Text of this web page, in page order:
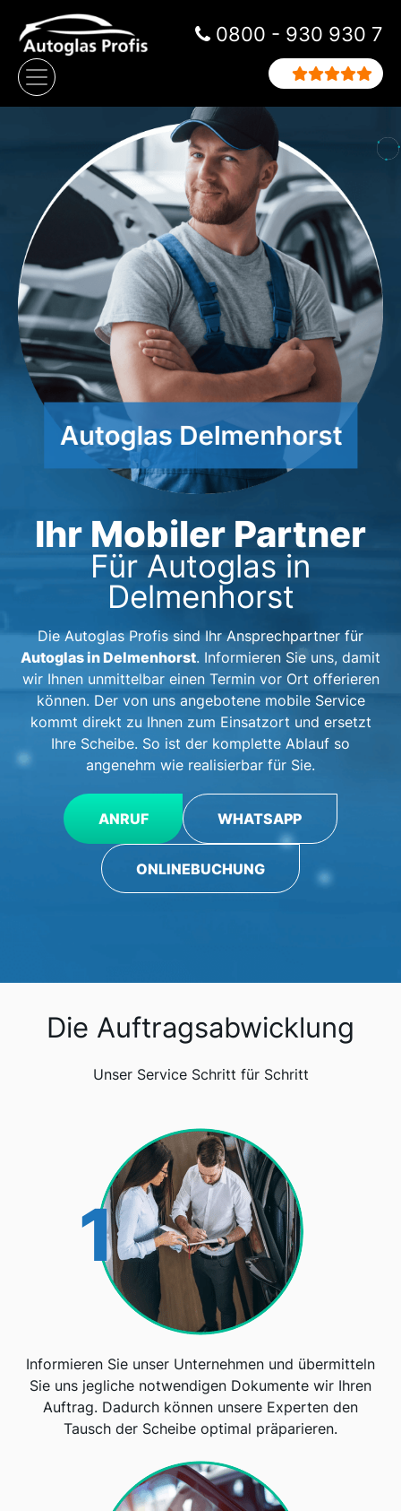
Zum Inhalt springen
Hauptnavigation
0800 - 930 930 7
Ihr Mobiler Partner
Für Autoglas in
Delmenhorst
Die Autoglas Profis sind Ihr Ansprechpartner für
Autoglas in Delmenhorst. Informieren Sie uns, damit
wir Ihnen unmittelbar einen Termin vor Ort offerieren
können. Der von uns angebotene mobile Service
kommt direkt zu Ihnen zum Einsatzort und ersetzt
Ihre Scheibe. So ist der komplette Ablauf so
angenehm wie realisierbar für Sie.
ANRUF WHATSAPP
ONLINEBUCHUNG
Die Auftragsabwicklung
Unser Service Schritt für Schritt
1
Informieren Sie unser Unternehmen und übermitteln
Sie uns jegliche notwendigen Dokumente wir Ihren
Auftrag. Dadurch können unsere Experten den
Tausch der Scheibe optimal präparieren.